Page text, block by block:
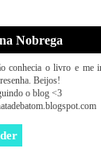
Nobrega
conhecia o livro e me
Beijos!
o blog <3